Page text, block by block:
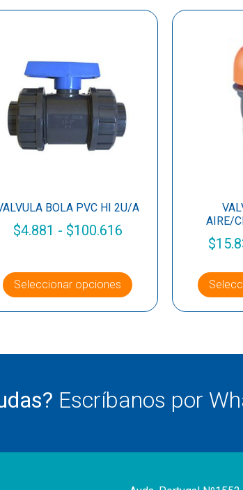
BOLA PVC HI 2U/A
$4.881 - $100.616
Seleccionar opciones
AIRE/
$
Escríbanos por